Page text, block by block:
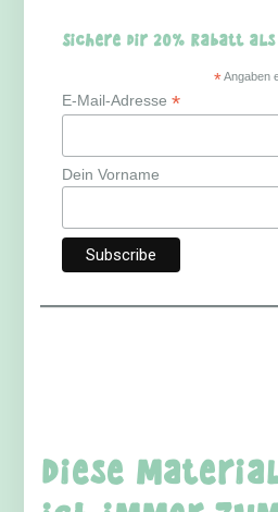
Sichere dir 20% Rabatt als
*Angaben
E-Mail-Adresse*
Dein Vorname
Diese